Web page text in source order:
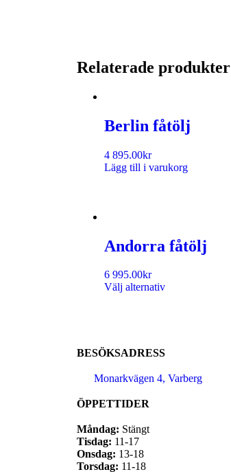
Relaterade produkter
Berlin fåtölj
4 895.00kr
Lägg till i varukorg
Andorra fåtölj
6 995.00kr
Välj alternativ
BESÖKSADRESS
Monarkvägen 4, Varberg
ÖPPETTIDER
Måndag: Stängt
Tisdag: 11-17
Onsdag: 13-18
Torsdag: 11-18